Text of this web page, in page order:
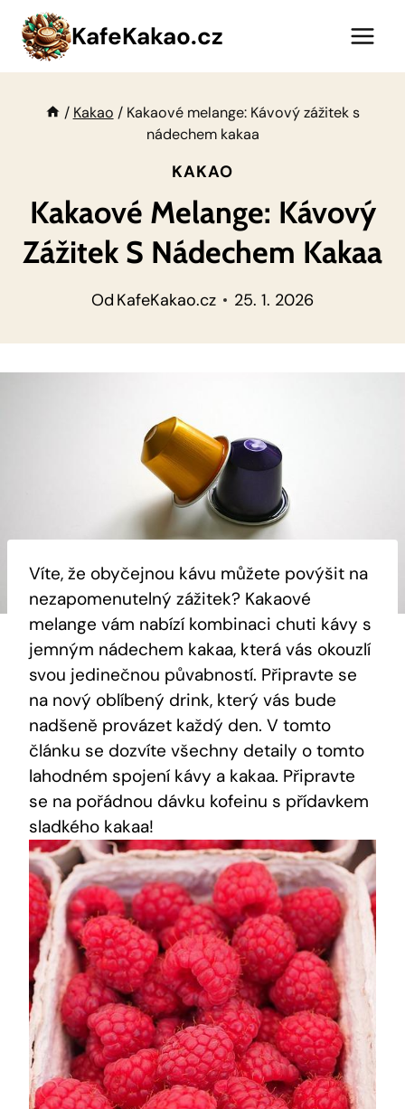
Přeskočit
obsah
KafeKakao.cz
/ Kakao / Kakaové melange: Kávový zážitek s
nádechem kakaa
KAKAO
Kakaové Melange: Kávový
Zážitek S Nádechem Kakaa
Od KafeKakao.cz 25. 1. 2026
Víte, že⁣ obyčejnou kávu můžete povýšit na
nezapomenutelný zážitek? Kakaové
melange ⁣vám nabízí kombinaci chuti kávy s
jemným⁢ nádechem kakaa, která vás okouzlí
svou jedinečnou půvabností. Připravte se
na nový oblíbený drink, který vás ‍bude
nadšeně provázet každý den. V tomto
článku se dozvíte všechny ⁣detaily o tomto
lahodném spojení⁤ kávy a kakaa. Připravte⁤
se​ na pořádnou dávku⁢ kofeinu s přídavkem
sladkého kakaa!